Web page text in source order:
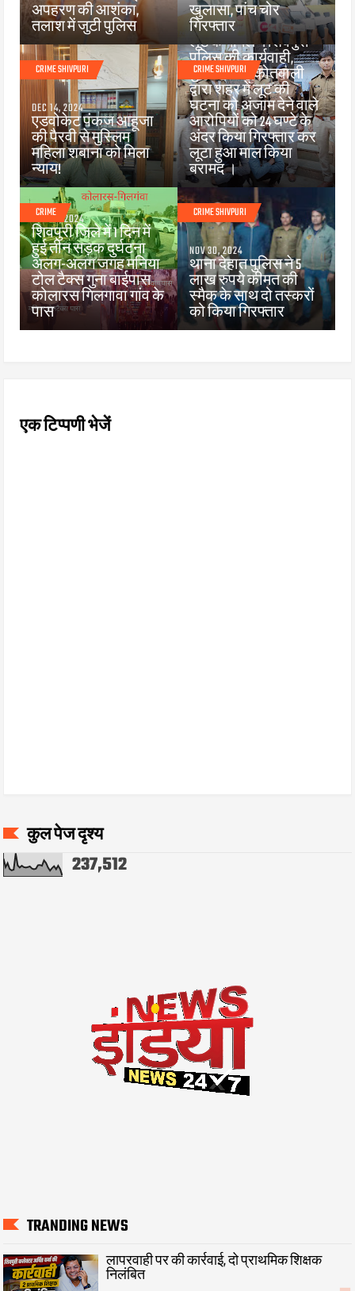
अपहरण की आशंका,
तलाश में जुटी पुलिस
खुलासा, पांच चोर
गिरफ्तार
CRIME SHIVPURI
DEC 14, 2024
एडवोकेट पंकज आहूजा
की पैरवी से मुस्लिम
महिला शबाना को मिला
न्याय!
CRIME SHIVPURI
DEC 03, 2024
लूट के मामले मे शिवपुरी
पुलिस की कार्यवाही,
पुलिस थाना कोतवाली
द्वारा शहर में लूट की
घटना को अंजाम देने वाले
आरोपियों को 24 घण्टे के
अंदर किया गिरफ्तार कर
लूटा हुआ माल किया
बरामद ।
CRIME
DEC 01, 2024
शिवपुरी जिले में 1 दिन में
हुई तीन सड़क दुर्घटना
अलग-अलग जगह मनिया
टोल टैक्स गुना बाईपास
कोलारस गिलगावा गांव के
पास
CRIME SHIVPURI
NOV 30, 2024
थाना देहात पुलिस ने 5
लाख रुपये कीमत की
स्मैक के साथ दो तस्करों
को किया गिरफ्तार
एक टिप्पणी भेजें
कुल पेज दृश्य
237,512
TRANDING NEWS
लापरवाही पर की कार्रवाई, दो प्राथमिक शिक्षक
निलंबित